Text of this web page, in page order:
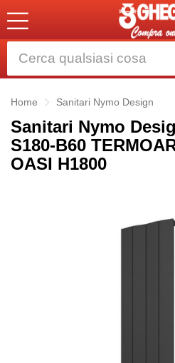
Home Sanitari Nymo Design
Sanitari Nymo
S180-B60
OASI H1800